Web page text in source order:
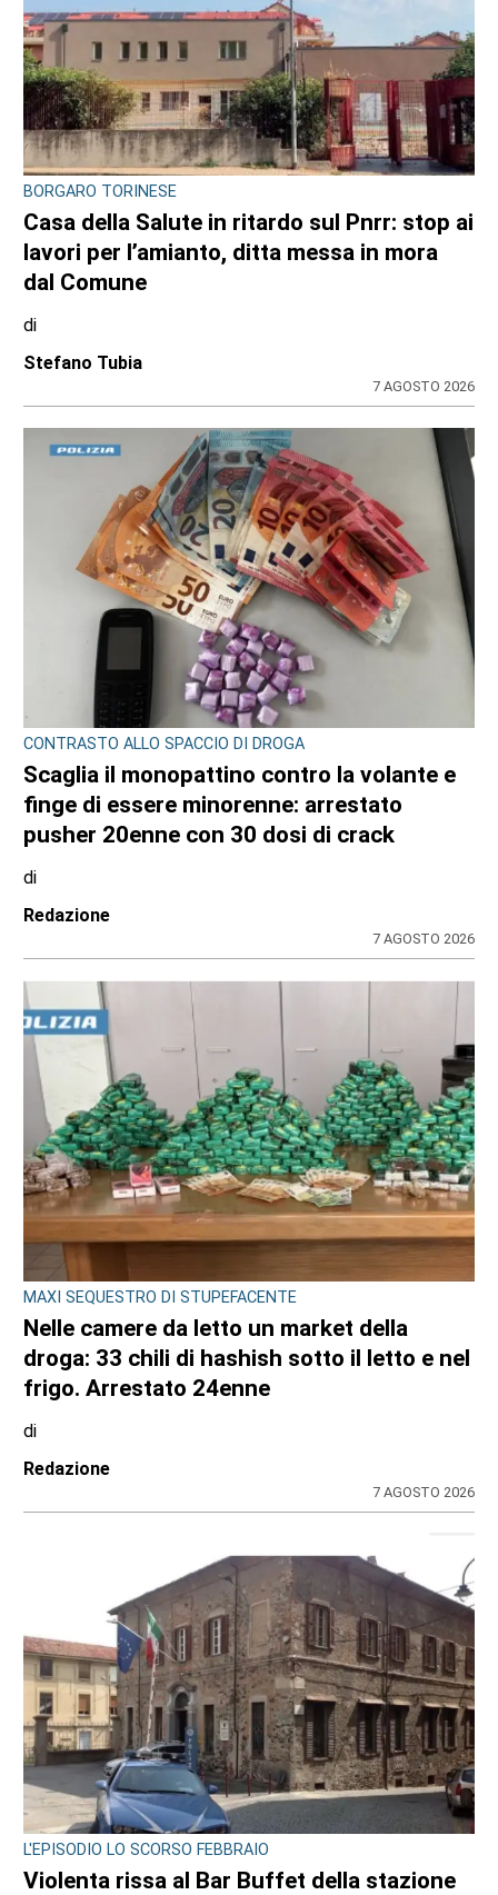
BORGARO TORINESE
Casa della Salute in ritardo sul Pnrr: stop ai
lavori per l’amianto, ditta messa in mora
dal Comune
di
Stefano Tubia
7 AGOSTO 2026
CONTRASTO ALLO SPACCIO DI DROGA
Scaglia il monopattino contro la volante e
finge di essere minorenne: arrestato
pusher 20enne con 30 dosi di crack
di
Redazione
7 AGOSTO 2026
MAXI SEQUESTRO DI STUPEFACENTE
Nelle camere da letto un market della
droga: 33 chili di hashish sotto il letto e nel
frigo. Arrestato 24enne
di
Redazione
7 AGOSTO 2026
L'EPISODIO LO SCORSO FEBBRAIO
Violenta rissa al Bar Buffet della stazione